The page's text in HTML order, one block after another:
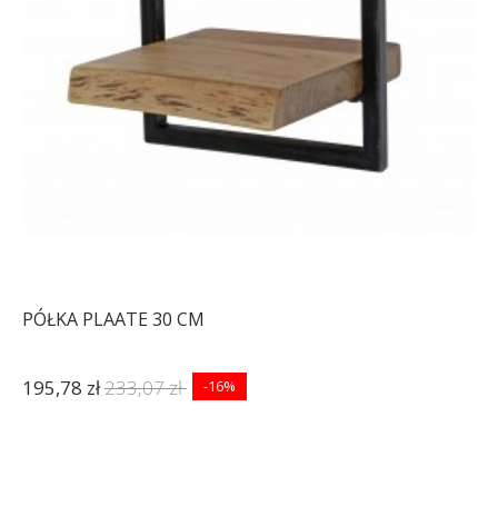
271,38 zł
-16%
PÓŁKA PLAATE 30 CM
195,78 zł233,07 zł -16%